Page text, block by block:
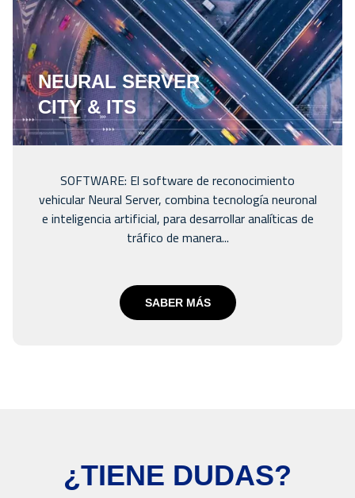
NEURAL SERVER
CITY & ITS
SOFTWARE: El software de reconocimiento
vehicular Neural Server, combina tecnología neuronal
e inteligencia artificial, para desarrollar analíticas de
tráfico de manera...
SABER MÁS
¿TIENE DUDAS?